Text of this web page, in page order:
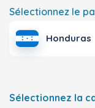
Sélectionnez le
Honduras
Sélectionnez la